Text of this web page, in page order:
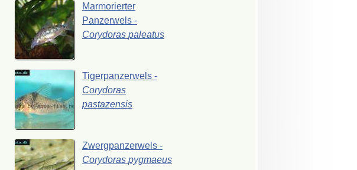
Marmorierter
Panzerwels -
Corydoras paleatus
Tigerpanzerwels -
Corydoras
pastazensis
Zwergpanzerwels -
Corydoras pygmaeus